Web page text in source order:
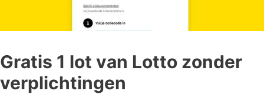
Gratis 1 lot van Lotto zonder
verplichtingen